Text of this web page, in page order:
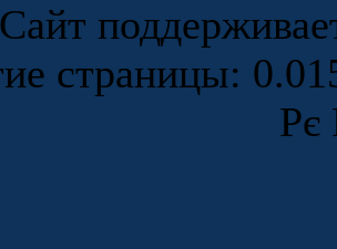
Сайт
страницы:
Рє